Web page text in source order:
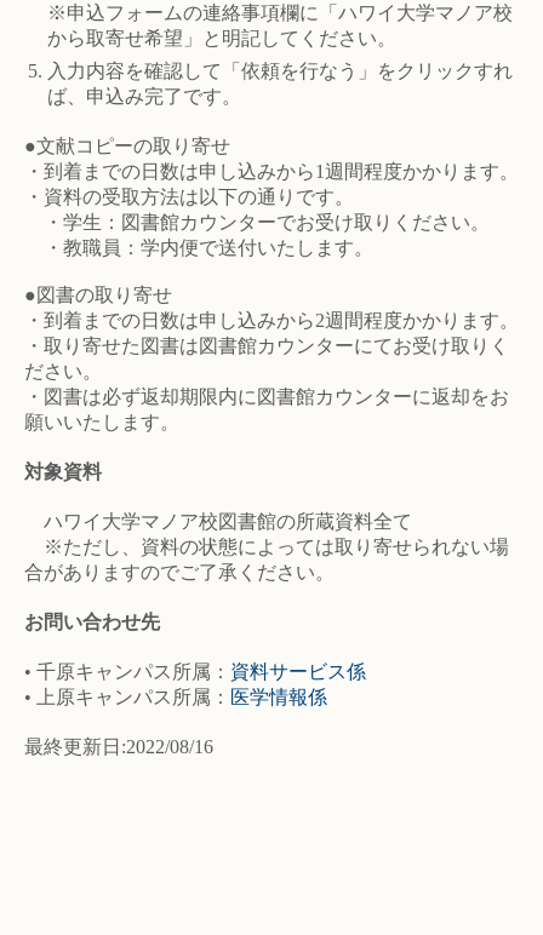
※申込フォームの連絡事項欄に「ハワイ大学マノア校
から取寄せ希望」と明記してください。
入力内容を確認して「依頼を行なう」をクリックすれ
ば、申込み完了です。
●文献コピーの取り寄せ
・到着までの日数は申し込みから1週間程度かかります。
・資料の受取方法は以下の通りです。
・学生：図書館カウンターでお受け取りください。
・教職員：学内便で送付いたします。
●図書の取り寄せ
・到着までの日数は申し込みから2週間程度かかります。
・取り寄せた図書は図書館カウンターにてお受け取りく
ださい。
・図書は必ず返却期限内に図書館カウンターに返却をお
願いいたします。
対象資料
ハワイ大学マノア校図書館の所蔵資料全て
※ただし、資料の状態によっては取り寄せられない場
合がありますのでご了承ください。
お問い合わせ先
• 千原キャンパス所属： 資料サービス係
• 上原キャンパス所属： 医学情報係
最終更新日:2022/08/16